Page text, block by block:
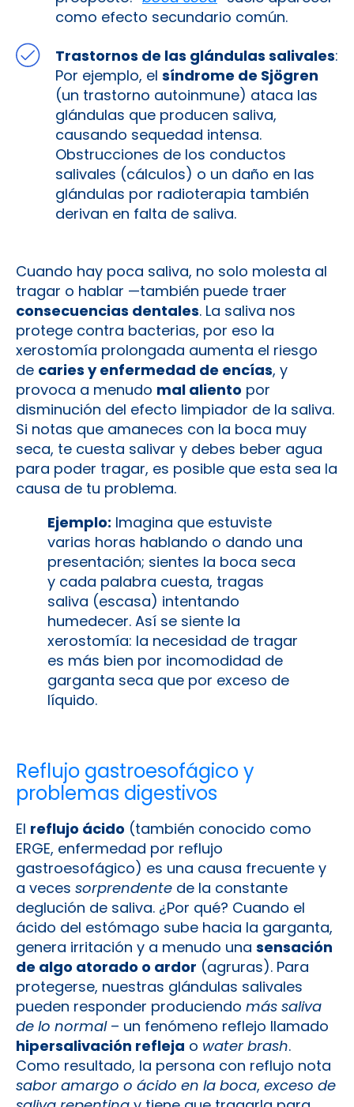
como efecto secundario común.
Trastornos de las glándulas salivales:
Por ejemplo, el síndrome de Sjögren
(un trastorno autoinmune) ataca las
glándulas que producen saliva,
causando sequedad intensa.
Obstrucciones de los conductos
salivales (cálculos) o un daño en las
glándulas por radioterapia también
derivan en falta de saliva.
Cuando hay poca saliva, no solo molesta al
tragar o hablar —también puede traer
consecuencias dentales. La saliva nos
protege contra bacterias, por eso la
xerostomía prolongada aumenta el riesgo
de caries y enfermedad de encías, y
provoca a menudo mal aliento por
disminución del efecto limpiador de la saliva​.
Si notas que amaneces con la boca muy
seca, te cuesta salivar y debes beber agua
para poder tragar, es posible que esta sea la
causa de tu problema.
Ejemplo: Imagina que estuviste
varias horas hablando o dando una
presentación; sientes la boca seca
y cada palabra cuesta, tragas
saliva (escasa) intentando
humedecer. Así se siente la
xerostomía: la necesidad de tragar
es más bien por incomodidad de
garganta seca que por exceso de
líquido.
Reflujo gastroesofágico y
problemas digestivos
El reflujo ácido (también conocido como
ERGE, enfermedad por reflujo
gastroesofágico) es una causa frecuente y
a veces sorprendente de la constante
deglución de saliva. ¿Por qué? Cuando el
ácido del estómago sube hacia la garganta,
genera irritación y a menudo una sensación
de algo atorado o ardor (agruras). Para
protegerse, nuestras glándulas salivales
pueden responder produciendo más saliva
de lo normal– un fenómeno reflejo llamado
hipersalivación refleja o water brash.
Como resultado, la persona con reflujo nota
sabor amargo o ácido en la boca, exceso de